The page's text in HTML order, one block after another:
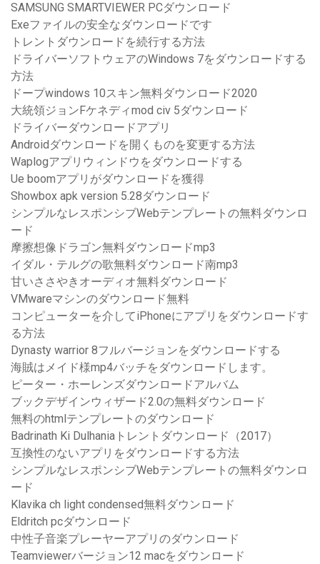
SAMSUNG SMARTVIEWER PCダウンロード
Exeファイルの安全なダウンロードです
トレントダウンロードを続行する方法
ドライバーソフトウェアのWindows 7をダウンロードする
方法
ドープwindows 10スキン無料ダウンロード2020
大統領ジョンFケネディmod civ 5ダウンロード
ドライバーダウンロードアプリ
Androidダウンロードを開くものを変更する方法
Waplogアプリウィンドウをダウンロードする
Ue boomアプリがダウンロードを獲得
Showbox apk version 5.28ダウンロード
シンプルなレスポンシブWebテンプレートの無料ダウンロ
ード
摩擦想像ドラゴン無料ダウンロードmp3
イダル・テルグの歌無料ダウンロード南mp3
甘いささやきオーディオ無料ダウンロード
VMwareマシンのダウンロード無料
コンピューターを介してiPhoneにアプリをダウンロードす
る方法
Dynasty warrior 8フルバージョンをダウンロードする
海賊はメイド様mp4バッチをダウンロードします。
ピーター・ホーレンズダウンロードアルバム
ブックデザインウィザード2.0の無料ダウンロード
無料のhtmlテンプレートのダウンロード
Badrinath Ki Dulhaniaトレントダウンロード（2017）
互換性のないアプリをダウンロードする方法
シンプルなレスポンシブWebテンプレートの無料ダウンロ
ード
Klavika ch light condensed無料ダウンロード
Eldritch pcダウンロード
中性子音楽プレーヤーアプリのダウンロード
Teamviewerバージョン12 macをダウンロード